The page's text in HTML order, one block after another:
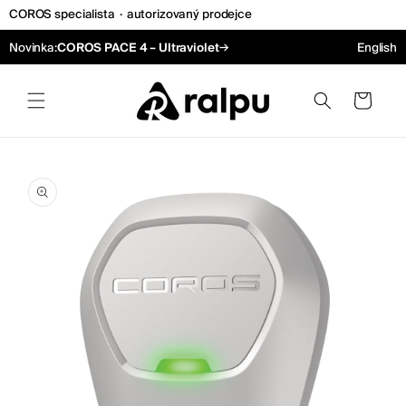
Přejít k obsahu
COROS specialista · autorizovaný prodejce
Novinka:COROS PACE 4 – Ultraviolet→ English
Košík
informace o produktu